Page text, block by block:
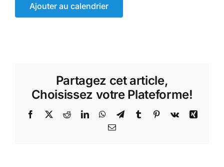
Ajouter au calendrier
Partagez cet article,
Choisissez votre Plateforme!
Facebook
X RedditLinkedInWhatsApp
TelegramTumblr Pinterest
Vk
Xing
Email